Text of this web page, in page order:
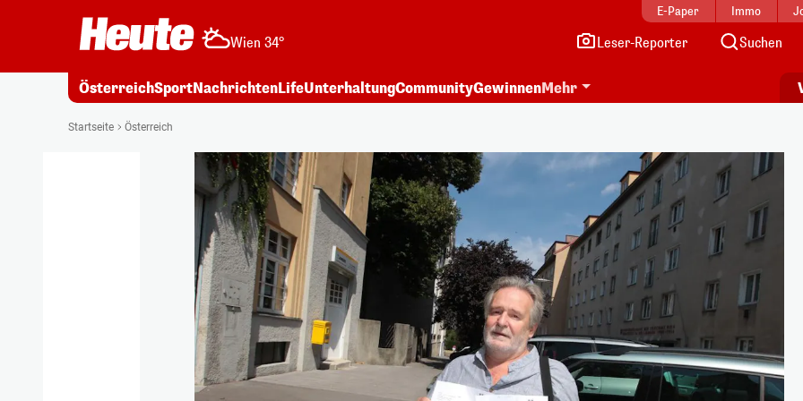
E-Paper Immo
Wien 34° Leser-Reporter Suchen
ÖsterreichSportNachrichtenLifeUnterhaltungCommunityGewinnenMehr
Startseite Österreich